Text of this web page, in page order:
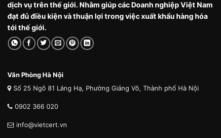
dịch vụ trên thế giới. Nhằm giúp các Doanh nghiệp Việt Nam
đạt đủ điều kiện và thuận lợi trong việc xuất khẩu hàng hóa
tới thế giới.
Văn Phòng Hà Nội
Số 25 Ngõ 81 Láng Hạ, Phường Giảng Võ, Thành phố Hà Nội
0902 366 020
info@vietcert.vn